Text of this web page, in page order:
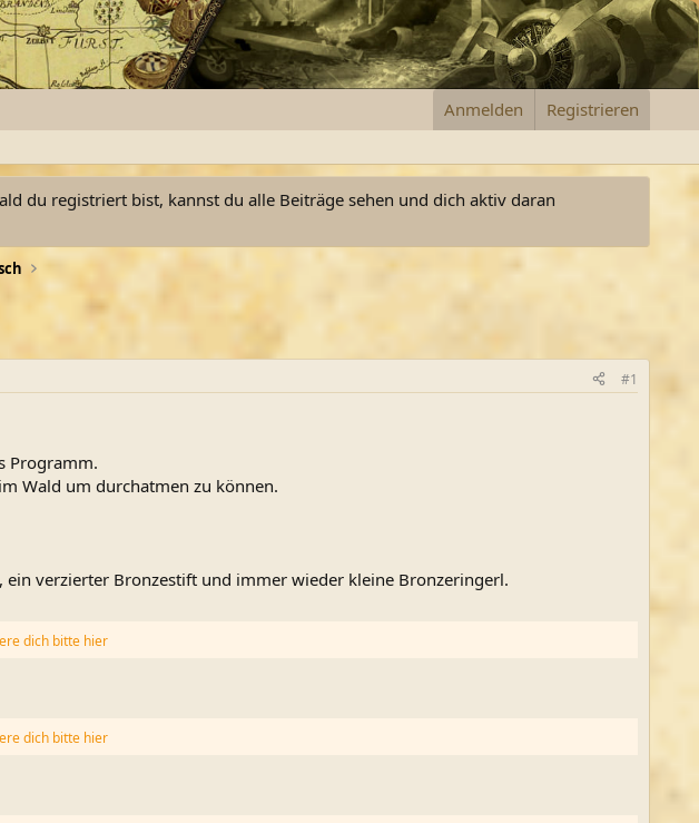
Anmelden Registrieren
du registriert bist, kannst du alle Beiträge sehen und dich aktiv daran
#1
Programm.
Wald um durchatmen zu können.
verzierter Bronzestift und immer wieder kleine Bronzeringerl.
dich bitte hier
dich bitte hier